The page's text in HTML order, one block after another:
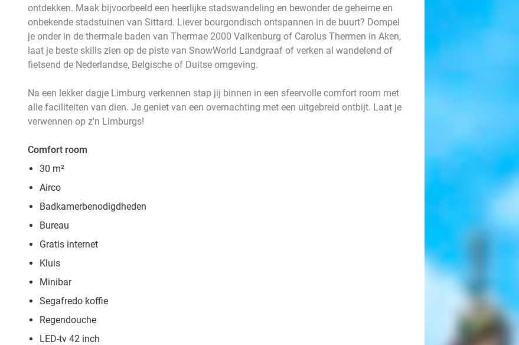
ontdekken. Maak bijvoorbeeld een heerlijke stadswandeling en bewonder de geheime en
onbekende stadstuinen van Sittard. Liever bourgondisch ontspannen in de buurt? Dompel
je onder in de thermale baden van Thermae 2000 Valkenburg of Carolus Thermen in Aken,
laat je beste skills zien op de piste van SnowWorld Landgraaf of verken al wandelend of
fietsend de Nederlandse, Belgische of Duitse omgeving.
Na een lekker dagje Limburg verkennen stap jij binnen in een sfeervolle comfort room met
alle faciliteiten van dien. Je geniet van een overnachting met een uitgebreid ontbijt. Laat je
verwennen op z'n Limburgs!
Comfort room
30 m²
Airco
Badkamerbenodigdheden
Bureau
Gratis internet
Kluis
Minibar
Segafredo koffie
Regendouche
LED-tv 42 inch